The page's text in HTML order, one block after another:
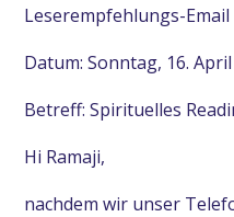
Leserempfehlungs-
Datum: Sonntag, 16.
Betreff: Spirituelles
Hi Ramaji,
nachdem wir unser